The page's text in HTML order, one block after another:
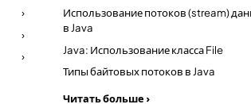
›
›
›
Использование потоков (stream)
в Java
Java: Использование класса File
Типы байтовых потоков в Java
Читать больше ›